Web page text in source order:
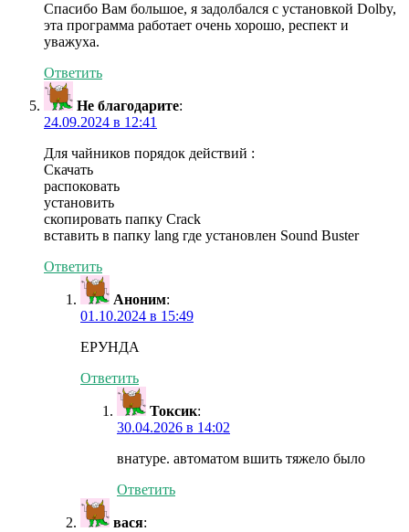
Спасибо Вам большое, я задолбался с установкой Dolby,
эта программа работает очень хорошо, респект и
уважуха.
Ответить
Не благодарите:
24.09.2024 в 12:41
Для чайников порядок действий :
Скачать
распоковать
установить
скопировать папку Crack
вставить в папку lang где установлен Sound Buster
Ответить
Аноним:
01.10.2024 в 15:49
ЕРУНДА
Ответить
Токсик:
30.04.2026 в 14:02
внатуре. автоматом вшить тяжело было
Ответить
вася: